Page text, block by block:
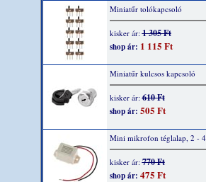
Miniatűr tolókapcsoló
kisker ár:1 305 Ft
shop ár: 1 115 Ft
Miniatűr kulcsos kapcsoló
kisker ár:610 Ft
shop ár: 505 Ft
Mini mikrofon téglalap, 2 -
kisker ár:770 Ft
shop ár: 475 Ft